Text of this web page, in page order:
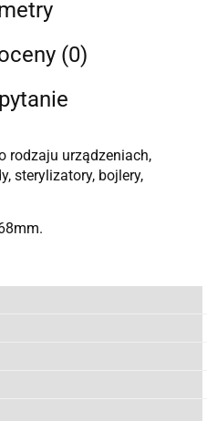
(0)
rodzaju urządzeniach,
sterylizatory, bojlery,